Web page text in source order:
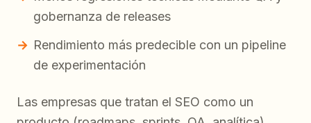
gobernanza de releases
Rendimiento más predecible con un pipeline
de experimentación
Las empresas que tratan el SEO como un